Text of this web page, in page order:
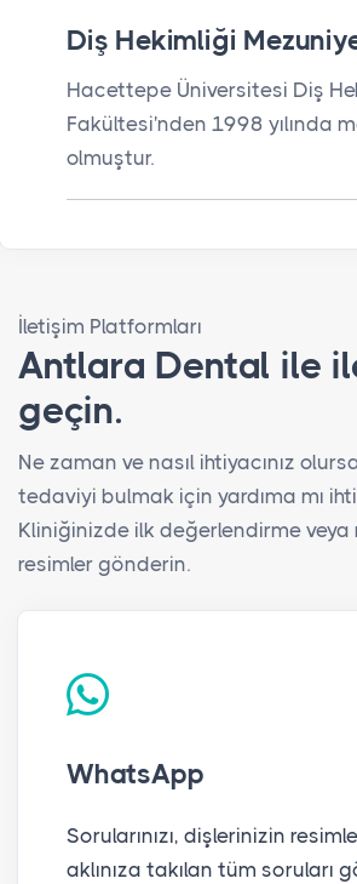
Diş Hekimliği
Hacettepe Üniversitesi Diş
Fakültesi'nden 1998 yılında
olmuştur.
İletişim Platformları
Antlara Dental ile
geçin.
Ne zaman ve nasıl ihtiyacınız
tedaviyi bulmak için yardıma mı
Kliniğinizde ilk değerlendirme
resimler gönderin.
WhatsApp
Sorularınızı, dişlerinizin
aklınıza takılan tüm soruları